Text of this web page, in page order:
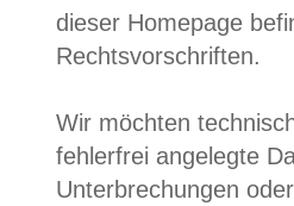
dieser Homepage
Rechtsvorschriften.
Wir möchten
fehlerfrei angelegte
Unterbrechungen